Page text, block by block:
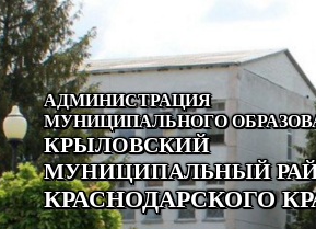
АДМИНИСТРАЦИЯ
МУНИЦИПАЛЬНОГО
КРЫЛОВСКИЙ
МУНИЦИПАЛЬНЫЙ
КРАСНОДАРСКОГО